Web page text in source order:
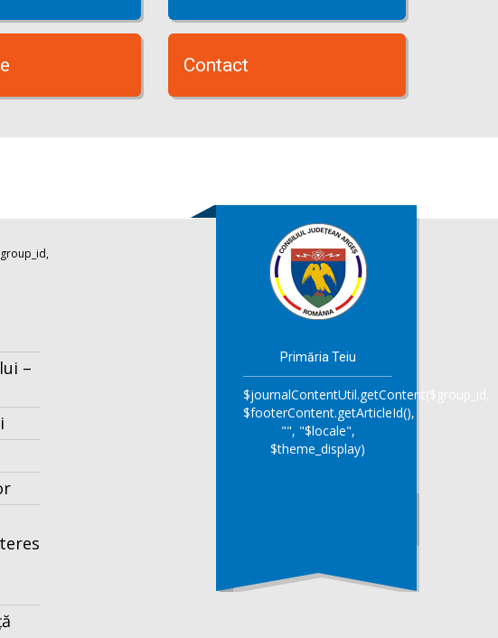
Contact
–
Primăria Teiu
$journalContentUtil.getContent($group_id,
$footerContent.getArticleId(),
"", "$locale",
$theme_display)